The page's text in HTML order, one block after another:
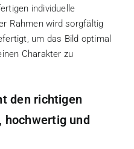
individuelle
Rahmen wird sorgfältig
um das Bild optimal
Charakter zu
den richtigen
hochwertig und